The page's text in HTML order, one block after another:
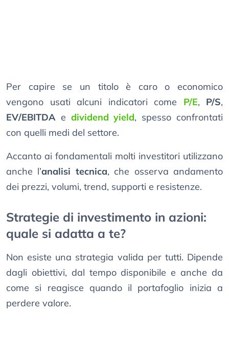
Per capire se un titolo è caro o economico
vengono usati alcuni indicatori come P/E, P/S,
EV/EBITDA e dividend yield, spesso confrontati
con quelli medi del settore.
Accanto ai fondamentali molti investitori utilizzano
anche l’analisi tecnica, che osserva andamento
dei prezzi, volumi, trend, supporti e resistenze.
Strategie di investimento in azioni:
quale si adatta a te?
Non esiste una strategia valida per tutti. Dipende
dagli obiettivi, dal tempo disponibile e anche da
come si reagisce quando il portafoglio inizia a
perdere valore.